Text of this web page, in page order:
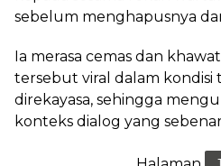
sebelum menghapusnya
Ia merasa cemas dan
tersebut viral dalam kondisi
direkayasa, sehingga
konteks dialog yang